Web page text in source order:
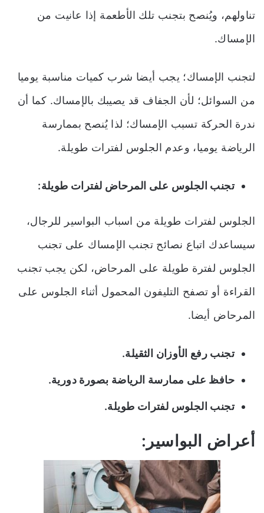
تناولهم، ويُنصح بتجنب تلك الأطعمة إذا عانيت من
الإمساك.
لتجنب الإمساك؛ يجب أيضا شرب كميات مناسبة يوميا
من السوائل؛ لأن الجفاف قد يصيبك بالإمساك. كما أن
ندرة الحركة تسبب الإمساك؛ لذا يُنصح بممارسة
الرياضة يوميا، وعدم الجلوس لفترات طويلة.
تجنب الجلوس على المرحاض لفترات طويلة:
الجلوس لفترات طويلة من اسباب البواسير للرجال،
سيساعدك اتباع نصائح تجنب الإمساك على تجنب
الجلوس لفترة طويلة على المرحاض، لكن يجب تجنب
القراءة أو تصفح التليفون المحمول أثناء الجلوس على
المرحاض أيضا.
تجنب رفع الأوزان الثقيلة.
حافظ على ممارسة الرياضة بصورة دورية.
تجنب الجلوس لفترات طويلة.
أعراض البواسير: